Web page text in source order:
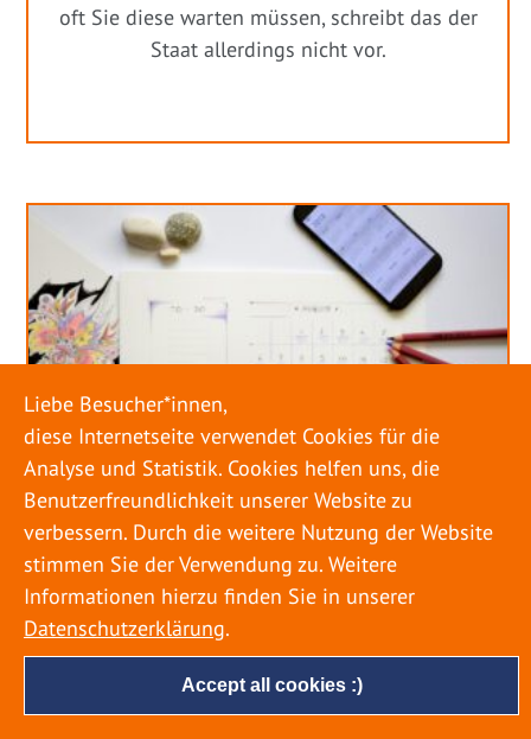
oft Sie diese warten müssen, schreibt das der
Staat allerdings nicht vor.
URLAUB RICHTIG PLANEN – ROHRBRUCH
VERHINDERN
18. MAI 2022
Accept all cookies :)
Liebe Besucher*innen,
diese Internetseite verwendet Cookies für die
Analyse und Statistik. Cookies helfen uns, die
Benutzerfreundlichkeit unserer Website zu
verbessern. Durch die weitere Nutzung der Website
stimmen Sie der Verwendung zu. Weitere
Informationen hierzu finden Sie in unserer
Datenschutzerklärung.